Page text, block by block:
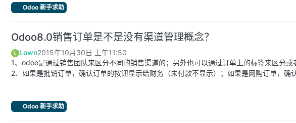
Odoo 新手求助
Odoo8.0销售订单是不是没有渠道管理概念？
L Lown2015年10月30日 上午11:50
1、odoo是通过销售团队来区分不同的销售渠道的；另外也可以通过订单上的标签来区分或
2、如果是批销订单，确认订单的按钮显示给财务（未付款不显示）；如果是网购订单，确
Odoo 新手求助